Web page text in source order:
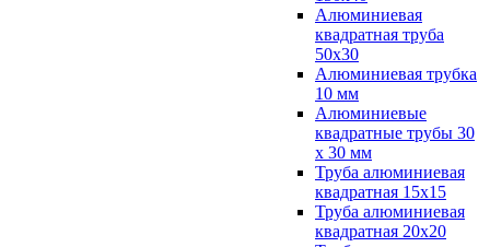
Алюминиевая
квадратная труба
50х30
Алюминиевая трубка
10 мм
Алюминиевые
квадратные трубы 30
х 30 мм
Труба алюминиевая
квадратная 15х15
Труба алюминиевая
квадратная 20х20